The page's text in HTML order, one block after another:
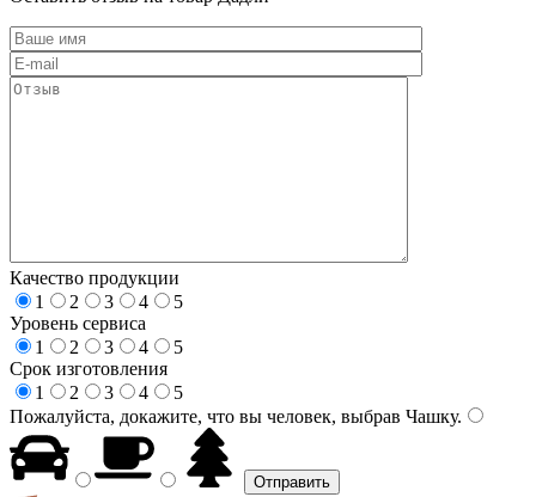
Качество продукции
1
2 3 4
5
Уровень сервиса
1
2 3 4
5
Срок изготовления
1
2 3 4
5
Пожалуйста, докажите, что вы человек, выбрав Чашку.